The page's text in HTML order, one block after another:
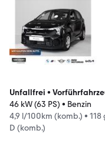
Unfallfrei •
46 kW (63 PS) • Benzin
4,9 l/100km (komb.) • 118
D (komb.)